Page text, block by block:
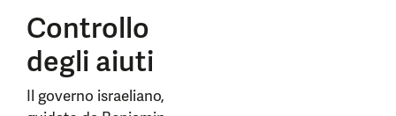
Controllo
degli aiuti
Il governo israeliano,